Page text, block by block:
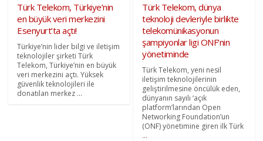
Türk Telekom, Türkiye’nin
en büyük veri merkezini
Esenyurt’ta açtı!
Türkiye’nin lider bilgi ve iletişim
teknolojiler şirketi Türk
Telekom, Türkiye’nin en büyük
veri merkezini açtı. Yüksek
güvenlik teknolojileri ile
donatılan merkez ...
Türk Telekom, dünya
teknoloji devleriyle birlikte
telekomünikasyonun
şampiyonlar ligi ONF’nin
yönetiminde
Türk Telekom, yeni nesil
iletişim teknolojilerinin
geliştirilmesine öncülük eden,
dünyanın sayılı ‘açık
platform’larından Open
Networking Foundation’un
(ONF) yönetimine giren ilk Türk
...